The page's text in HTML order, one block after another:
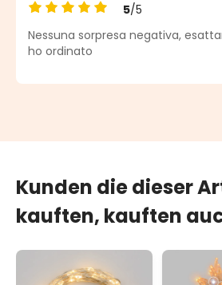
Durchschnittliche Bewertung
5/5
Nessuna sorpresa negativa,
ho ordinato
Kunden die dieser
kauften, kauften